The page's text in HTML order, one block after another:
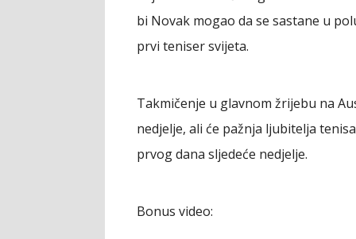
bi Novak mogao da se sastane u
prvi teniser svijeta.
Takmičenje u glavnom žrijebu na
nedjelje, ali će pažnja ljubitelja
prvog dana sljedeće nedjelje.
Bonus video: